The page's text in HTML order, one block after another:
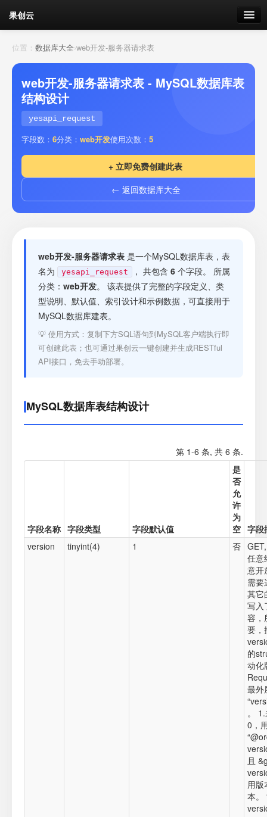
果创云
数据表单
API接口
云存储
流量 剩余接口流量
套餐
接口测试
位置： 数据库大全›web开发-服务器请求表
web开发-服务器请求表 - MySQL数据库表
结构设计
yesapi_request
字段数： 6分类： web开发使用次数： 5
+ 立即免费创建此表
← 返回数据库大全
web开发-服务器请求表 是一个MySQL数据库表，表
名为
yesapi_request ， 共包含 6 个字段。 所属
分类： web开发。 该表提供了完整的字段定义、类
型说明、默认值、索引设计和示例数据，可直接用于
MySQL数据库建表。
💡 使用方式：复制下方SQL语句到MySQL客户端执行即
可创建此表；也可通过果创云一键创建并生成RESTful
API接口，免去手动部署。
MySQL数据库表结构设计
第 1-6 条, 共 6 条.
字段名称 字段类型 字段默认值
是
否
允
许
为
空 字段
version
tinyint(4) 1 否
任意
意开
需要
其它
写入
容，
要，
的
动化
最外
。
0，
且
用版
本。